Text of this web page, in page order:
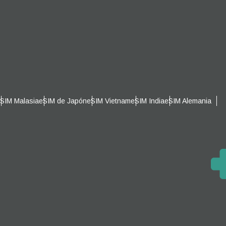
MalasiaeSIM de JapóneSIM VietnameSIM IndiaeSIM Alemania